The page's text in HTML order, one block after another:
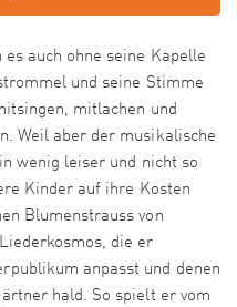
auch ohne seine Kapelle
und seine Stimme
mitlachen und
Weil aber der musikalische
wenig leiser und nicht so
Kinder auf ihre Kosten
Blumenstrauss von
die er
anpasst und denen
hald. So spielt er vom